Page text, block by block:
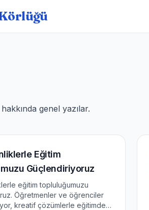
genel yazılar.
Eğitim
Güçlendiriyoruz
eğitim topluluğumuzu
Öğretmenler ve öğrenciler
kreatif çözümlerle eğitimde